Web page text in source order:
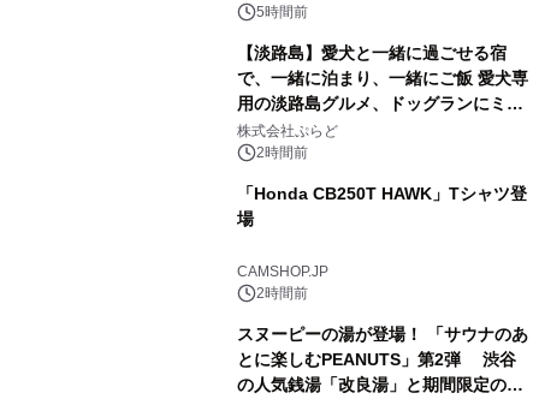
5時間前
【淡路島】愛犬と一緒に過ごせる宿
で、一緒に泊まり、一緒にご飯 愛犬専
用の淡路島グルメ、ドッグランにミニ
プール グランピングとトレーラーハウ
スの2施設で
株式会社ぷらど
2時間前
「Honda CB250T HAWK」Tシャツ登
場
CAMSHOP.JP
2時間前
スヌーピーの湯が登場！ 「サウナのあ
とに楽しむPEANUTS」第2弾 渋谷
の人気銭湯「改良湯」と期間限定のコ